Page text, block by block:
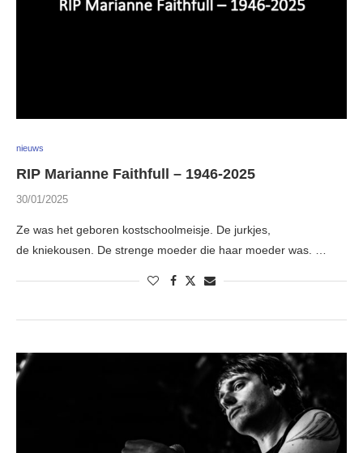
nieuws
RIP Marianne Faithfull – 1946-2025
30/01/2025
Ze was het geboren kostschoolmeisje. De jurkjes,
de kniekousen. De strenge moeder die haar moeder was. …